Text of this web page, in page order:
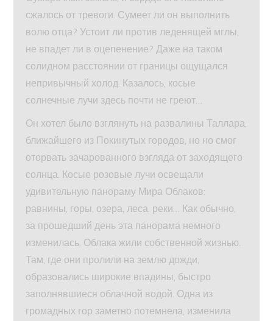
сжалось от тревоги. Сумеет ли он выполнить
волю отца? Устоит ли против леденящей мглы,
не впадет ли в оцепенение? Даже на таком
солидном расстоянии от границы ощущался
непривычный холод. Казалось, косые
солнечные лучи здесь почти не греют…
Он хотел было взглянуть на развалины Таллара,
ближайшего из Покинутых городов, но но смог
оторвать зачарованного взгляда от заходящего
солнца. Косые розовые лучи освещали
удивительную панораму Мира Облаков:
равнины, горы, озера, леса, реки… Как обычно,
за прошедший день эта панорама немного
изменилась. Облака жили собственной жизнью.
Там, где они пролили на землю дожди,
образовались широкие впадины, быстро
заполнявшиеся облачной водой. Одна из
громадных гор заметно потемнела, изменила